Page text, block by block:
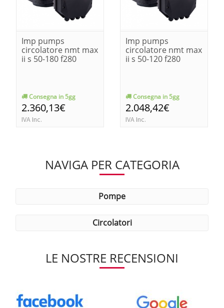
Imp pumps
circolatore nmt max
ii s 50-180 f280
Consegna in 5gg
2.360,13€
IVA Inc.
Imp pumps
circolatore nmt max
ii s 50-120 f280
Consegna in 5gg
2.048,42€
IVA Inc.
NAVIGA PER CATEGORIA
pompe
circolatori
LE NOSTRE RECENSIONI